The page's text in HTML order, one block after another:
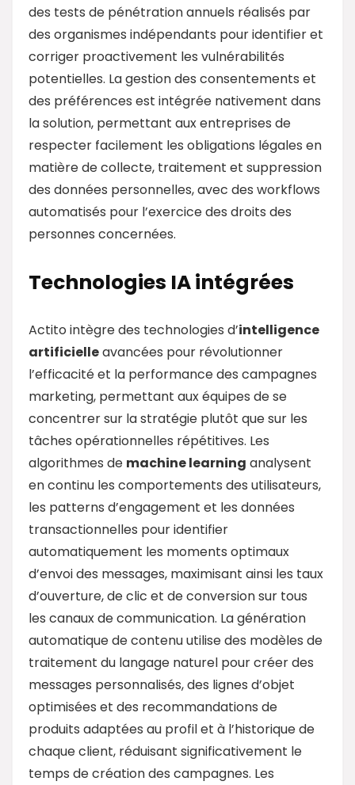
des tests de pénétration annuels réalisés par
des organismes indépendants pour identifier et
corriger proactivement les vulnérabilités
potentielles. La gestion des consentements et
des préférences est intégrée nativement dans
la solution, permettant aux entreprises de
respecter facilement les obligations légales en
matière de collecte, traitement et suppression
des données personnelles, avec des workflows
automatisés pour l’exercice des droits des
personnes concernées.
Technologies IA intégrées
Actito intègre des technologies d’intelligence
artificielleavancées pour révolutionner
l’efficacité et la performance des campagnes
marketing, permettant aux équipes de se
concentrer sur la stratégie plutôt que sur les
tâches opérationnelles répétitives. Les
algorithmes de machine learning analysent
en continu les comportements des utilisateurs,
les patterns d’engagement et les données
transactionnelles pour identifier
automatiquement les moments optimaux
d’envoi des messages, maximisant ainsi les taux
d’ouverture, de clic et de conversion sur tous
les canaux de communication. La génération
automatique de contenu utilise des modèles de
traitement du langage naturel pour créer des
messages personnalisés, des lignes d’objet
optimisées et des recommandations de
produits adaptées au profil et à l’historique de
chaque client, réduisant significativement le
temps de création des campagnes. Les